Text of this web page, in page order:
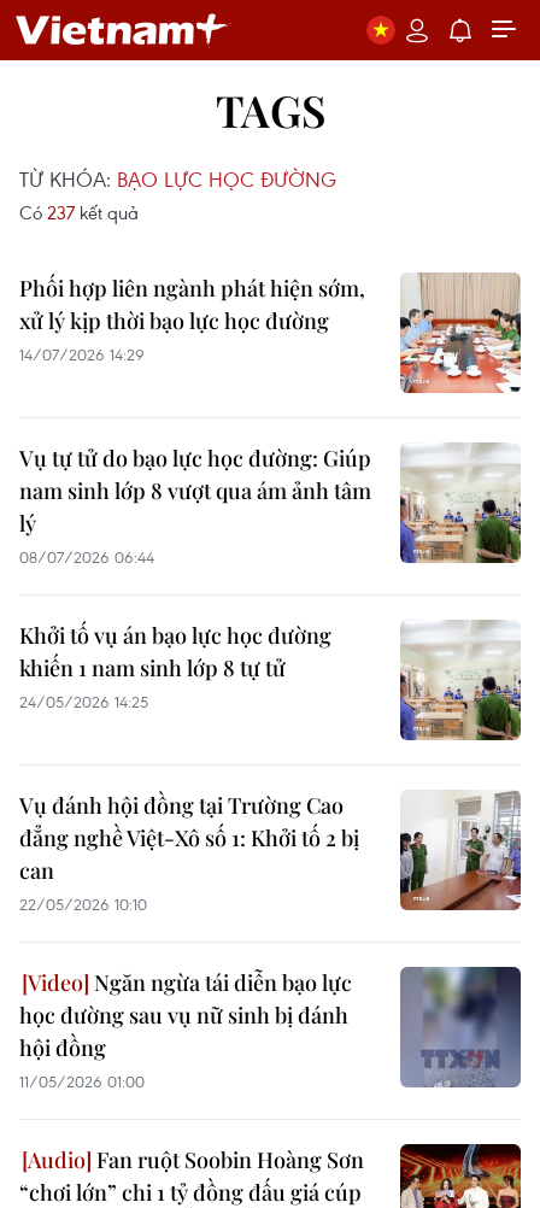
TAGS
TỪ KHÓA: BẠO LỰC HỌC ĐƯỜNG
Có 237 kết quả
Phối hợp liên ngành phát hiện sớm,
xử lý kịp thời bạo lực học đường
14/07/2026 14:29
Vụ tự tử do bạo lực học đường: Giúp
nam sinh lớp 8 vượt qua ám ảnh tâm
lý
08/07/2026 06:44
Khởi tố vụ án bạo lực học đường
khiến 1 nam sinh lớp 8 tự tử
24/05/2026 14:25
Vụ đánh hội đồng tại Trường Cao
đẳng nghề Việt-Xô số 1: Khởi tố 2 bị
can
22/05/2026 10:10
Ngăn ngừa tái diễn bạo lực
học đường sau vụ nữ sinh bị đánh
hội đồng
11/05/2026 01:00
Fan ruột Soobin Hoàng Sơn
“chơi lớn” chi 1 tỷ đồng đấu giá cúp